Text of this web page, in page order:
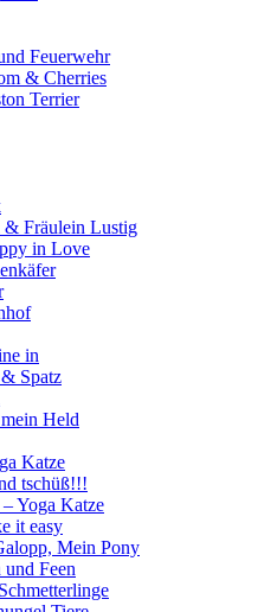
Feuerwehr
& Cherries
Terrier
Fräulein Lustig
in Love
in
Spatz
Held
Katze
tschüß!!!
Yoga Katze
it easy
Mein Pony
und Feen